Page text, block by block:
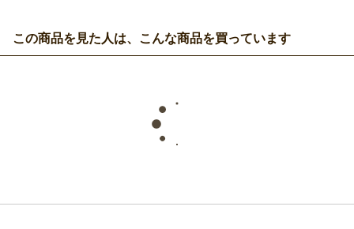
この商品を見た人は、こんな商品を買っています